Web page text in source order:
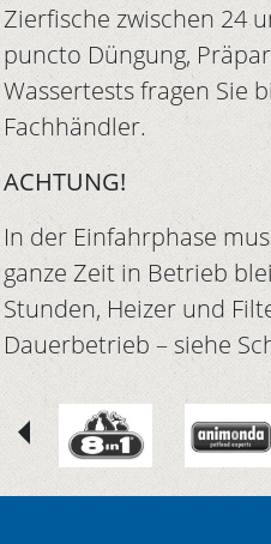
Zierfische zwischen 24
puncto Düngung,
Wassertests fragen Sie
Fachhändler.
ACHTUNG!
In der Einfahrphase
ganze Zeit in Betrieb
Stunden, Heizer und
Dauerbetrieb – siehe